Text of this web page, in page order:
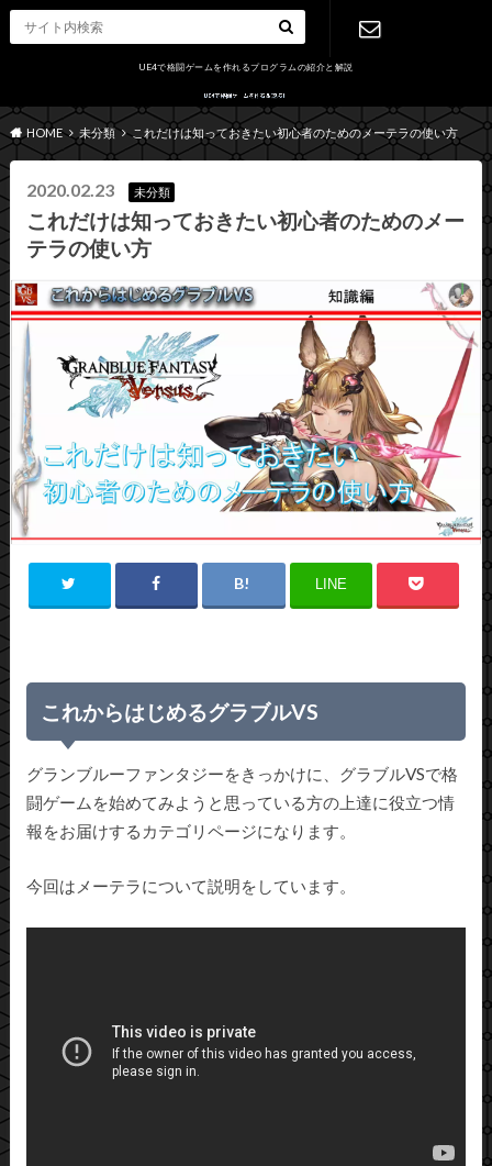
UE4で格闘ゲームを作れるプログラムの紹介と解説
せ
HOME 未分類 これだけは知っておきたい初心者のためのメーテラの使い方
2020.02.23 未分類
これだけは知っておきたい初心者のためのメー
テラの使い方
LINE
これからはじめるグラブルVS
グランブルーファンタジーをきっかけに、グラブルVSで格
闘ゲームを始めてみようと思っている方の上達に役立つ情
報をお届けするカテゴリページになります。
今回はメーテラについて説明をしています。